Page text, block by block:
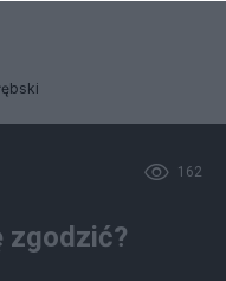
162
zgodzić?